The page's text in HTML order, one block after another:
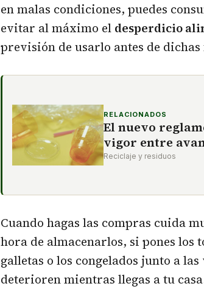
en malas condiciones, puedes
evitar al máximo el desperdicio
previsión de usarlo antes de dichas
RELACIONADOS
El nuevo
vigor entre
Reciclaje y residuos
Cuando hagas las compras cuida
hora de almacenarlos, si pones los
galletas o los congelados junto a
deterioren mientras llegas a tu